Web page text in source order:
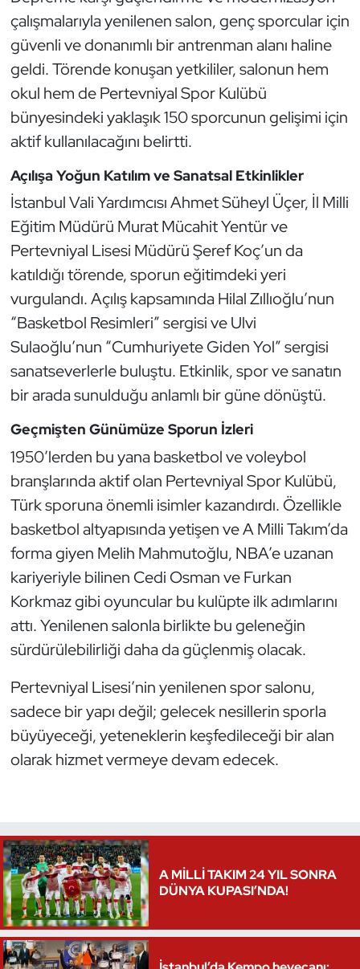
çalışmalarıyla yenilenen salon, genç sporcular için
güvenli ve donanımlı bir antrenman alanı haline
geldi. Törende konuşan yetkililer, salonun hem
okul hem de Pertevniyal Spor Kulübü
bünyesindeki yaklaşık 150 sporcunun gelişimi için
aktif kullanılacağını belirtti.
Açılışa Yoğun Katılım ve Sanatsal Etkinlikler
İstanbul Vali Yardımcısı Ahmet Süheyl Üçer, İl Milli
Eğitim Müdürü Murat Mücahit Yentür ve
Pertevniyal Lisesi Müdürü Şeref Koç’un da
katıldığı törende, sporun eğitimdeki yeri
vurgulandı. Açılış kapsamında Hilal Zıllıoğlu’nun
“Basketbol Resimleri” sergisi ve Ulvi
Sulaoğlu’nun “Cumhuriyete Giden Yol” sergisi
sanatseverlerle buluştu. Etkinlik, spor ve sanatın
bir arada sunulduğu anlamlı bir güne dönüştü.
Geçmişten Günümüze Sporun İzleri
1950’lerden bu yana basketbol ve voleybol
branşlarında aktif olan Pertevniyal Spor Kulübü,
Türk sporuna önemli isimler kazandırdı. Özellikle
basketbol altyapısında yetişen ve A Milli Takım’da
forma giyen Melih Mahmutoğlu, NBA’e uzanan
kariyeriyle bilinen Cedi Osman ve Furkan
Korkmaz gibi oyuncular bu kulüpte ilk adımlarını
attı. Yenilenen salonla birlikte bu geleneğin
sürdürülebilirliği daha da güçlenmiş olacak.
Pertevniyal Lisesi’nin yenilenen spor salonu,
sadece bir yapı değil; gelecek nesillerin sporla
büyüyeceği, yeteneklerin keşfedileceği bir alan
olarak hizmet vermeye devam edecek.
A MİLLİ TAKIM 24 YIL SONRA
DÜNYA KUPASI’NDA!
Hentbol
İşitme Engelli Sporcular
Judo ve Kuraş
Kano ve Rafting
Karate
Kayak
Kempo
Kick Boks
Kürek
Masa Tenisi
Modern Pentatlon
Motor Sporları
Muay Thai
Okçuluk
Optimist
Oryantiring
Paralimpik
Ragbi
Su Topu
Sualtı Sporları
Tekvando
Tenis